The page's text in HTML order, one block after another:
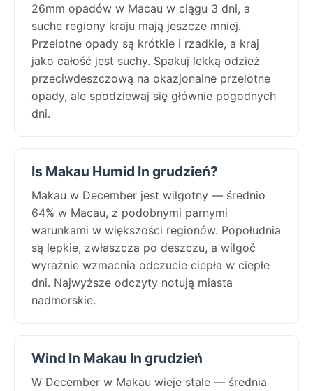
26mm opadów w Macau w ciągu 3 dni, a
suche regiony kraju mają jeszcze mniej.
Przelotne opady są krótkie i rzadkie, a kraj
jako całość jest suchy. Spakuj lekką odzież
przeciwdeszczową na okazjonalne przelotne
opady, ale spodziewaj się głównie pogodnych
dni.
Is Makau Humid In grudzień?
Makau w December jest wilgotny — średnio
64% w Macau, z podobnymi parnymi
warunkami w większości regionów. Popołudnia
są lepkie, zwłaszcza po deszczu, a wilgoć
wyraźnie wzmacnia odczucie ciepła w ciepłe
dni. Najwyższe odczyty notują miasta
nadmorskie.
Wind In Makau In grudzień
W December w Makau wieje stale — średnia